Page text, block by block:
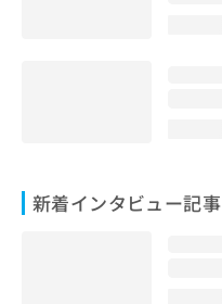
新着インタビュー記事